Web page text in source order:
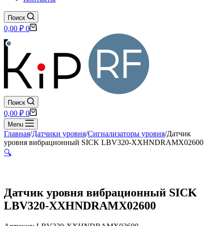
Поиск
Корзина
0,00 ₽ 0
Поиск
Корзина
0,00 ₽ 0
Menu
Главная/Датчики уровня/Сигнализаторы уровня/Датчик
уровня вибрационный SICK LBV320-XXHNDRAMX02600
🔍
Датчик уровня вибрационный SICK
LBV320-XXHNDRAMX02600